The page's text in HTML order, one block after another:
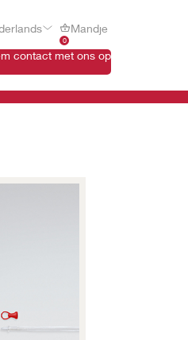
0
Mandje
contact met ons op